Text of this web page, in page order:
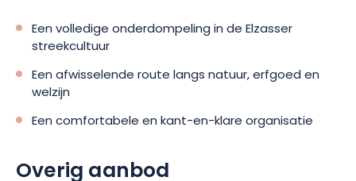
Een volledige onderdompeling in de Elzasser
streekcultuur
Een afwisselende route langs natuur, erfgoed en
welzijn
Een comfortabele en kant-en-klare organisatie
Overig aanbod